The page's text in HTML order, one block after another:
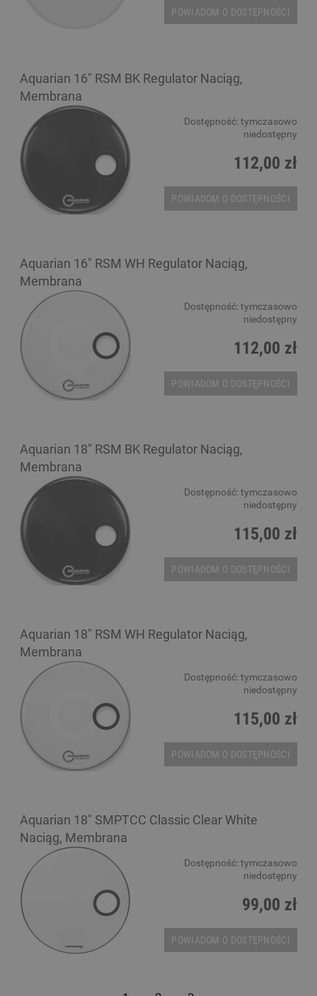
POWIADOM O DOSTĘPNOŚCI
Aquarian 16" RSM BK Regulator Naciąg,
Membrana
Dostępność: tymczasowo
niedostępny
112,00 zł
POWIADOM O DOSTĘPNOŚCI
Aquarian 16" RSM WH Regulator Naciąg,
Membrana
Dostępność: tymczasowo
niedostępny
112,00 zł
POWIADOM O DOSTĘPNOŚCI
Aquarian 18" RSM BK Regulator Naciąg,
Membrana
Dostępność: tymczasowo
niedostępny
115,00 zł
POWIADOM O DOSTĘPNOŚCI
Aquarian 18" RSM WH Regulator Naciąg,
Membrana
Dostępność: tymczasowo
niedostępny
115,00 zł
POWIADOM O DOSTĘPNOŚCI
Aquarian 18" SMPTCC Classic Clear White
Naciąg, Membrana
Dostępność: tymczasowo
niedostępny
99,00 zł
POWIADOM O DOSTĘPNOŚCI